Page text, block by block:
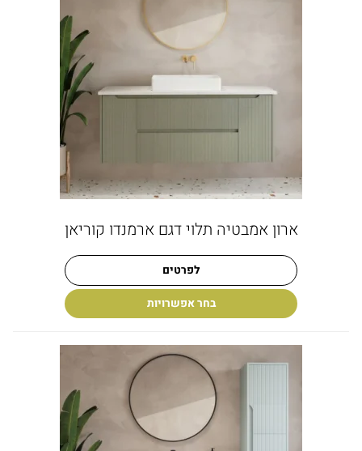
ארון אמבטיה תלוי דגם ארמנדו קוריאן
לפרטים
בחר אפשרויות